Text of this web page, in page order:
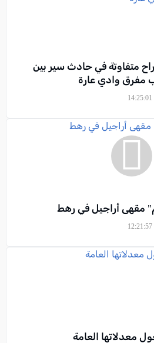
متفاوتة في حادث سير بين
مقهى أراجيل في رهط
معدلاتها العامة